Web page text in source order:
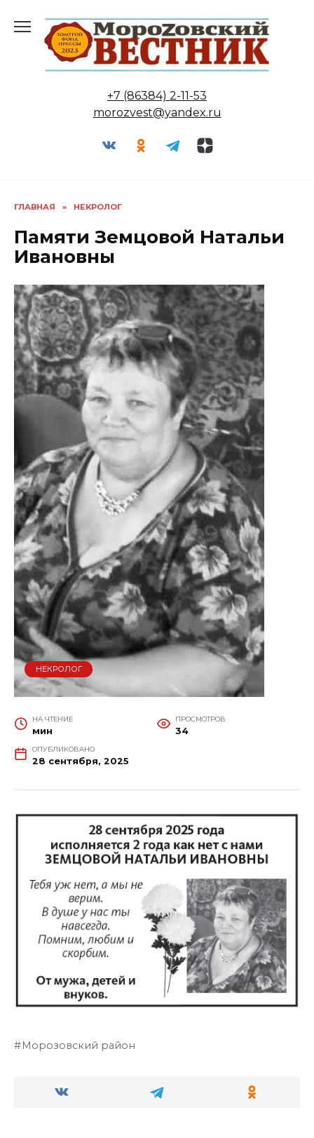
содержанию
+7 (86384) 2-11-53
morozvest@yandex.ru
ГЛАВНАЯ » НЕКРОЛОГ
Памяти Земцовой Натальи
Ивановны
НЕКРОЛОГ
НА ЧТЕНИЕ
мин
ПРОСМОТРОВ
34
ОПУБЛИКОВАНО
28 сентября, 2025
Морозовский район